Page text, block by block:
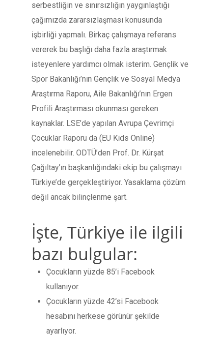
serbestliğin ve sınırsızlığın yaygınlaştığı
çağımızda zararsızlaşması konusunda
işbirliği yapmalı. Birkaç çalışmaya referans
vererek bu başlığı daha fazla araştırmak
isteyenlere yardımcı olmak isterim. Gençlik ve
Spor Bakanlığı’nın Gençlik ve Sosyal Medya
Araştırma Raporu, Aile Bakanlığı’nın Ergen
Profili Araştırması okunması gereken
kaynaklar. LSE’de yapılan Avrupa Çevrimçi
Çocuklar Raporu da (EU Kids Online)
incelenebilir. ODTÜ’den Prof. Dr. Kürşat
Çağıltay’ın başkanlığındaki ekip bu çalışmayı
Türkiye’de gerçekleştiriyor. Yasaklama çözüm
değil ancak bilinçlenme şart.
İşte, Türkiye ile ilgili
bazı bulgular:
Çocukların yüzde 85’i Facebook
kullanıyor.
Çocukların yüzde 42’si Facebook
hesabını herkese görünür şekilde
ayarlıyor.